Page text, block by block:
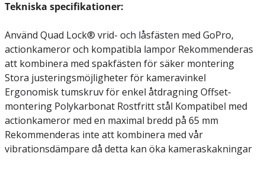
Tekniska specifikationer:
Använd Quad Lock® vrid- och låsfästen med GoPro,
actionkameror och kompatibla lampor Rekommenderas
att kombinera med spakfästen för säker montering
Stora justeringsmöjligheter för kameravinkel
Ergonomisk tumskruv för enkel åtdragning Offset-
montering Polykarbonat Rostfritt stål Kompatibel med
actionkameror med en maximal bredd på 65 mm
Rekommenderas inte att kombinera med vår
vibrationsdämpare då detta kan öka kameraskakningar